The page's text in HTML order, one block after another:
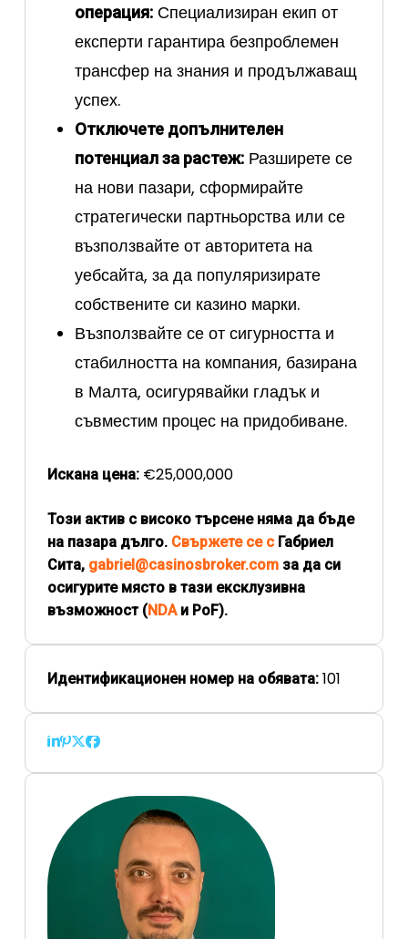
операция:Специализиран екип от
експерти гарантира безпроблемен
трансфер на знания и продължаващ
успех.
Отключете допълнителен
потенциал за растеж:Разширете се
на нови пазари, сформирайте
стратегически партньорства или се
възползвайте от авторитета на
уебсайта, за да популяризирате
собствените си казино марки.
Възползвайте се от сигурността и
стабилността на компания, базирана
в Малта, осигурявайки гладък и
съвместим процес на придобиване.
Искана цена:€25,000,000
Този актив с високо търсене няма да бъде
на пазара дълго. Свържете се сГабриел
Сита, gabriel@casinosbroker.comза да си
осигурите място в тази ексклузивна
възможност (NDAи PoF).
Идентификационен номер на обявата:101